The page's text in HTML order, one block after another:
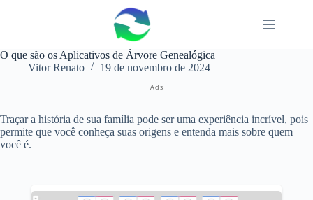
O que são os Aplicativos de Árvore Genealógica
Vitor Renato
19 de novembro de 2024
Ads
Traçar a história de sua família pode ser uma experiência incrível, pois
permite que você conheça suas origens e entenda mais sobre quem
você é.